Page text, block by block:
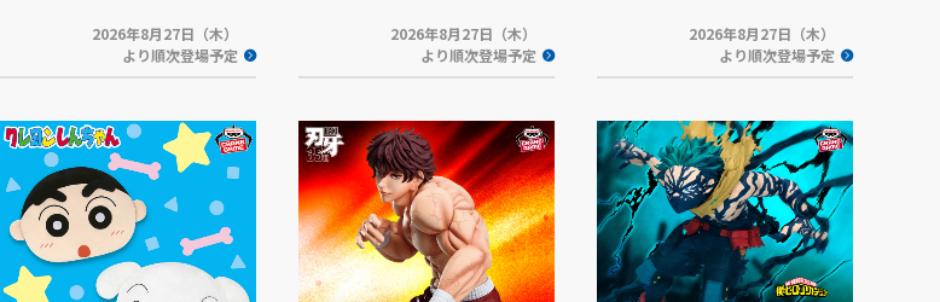
2026年8月27日（木）
より順次登場予定
2026年8月27日（木）
より順次登場予定
2026年8月27日（木）
より順次登場予定